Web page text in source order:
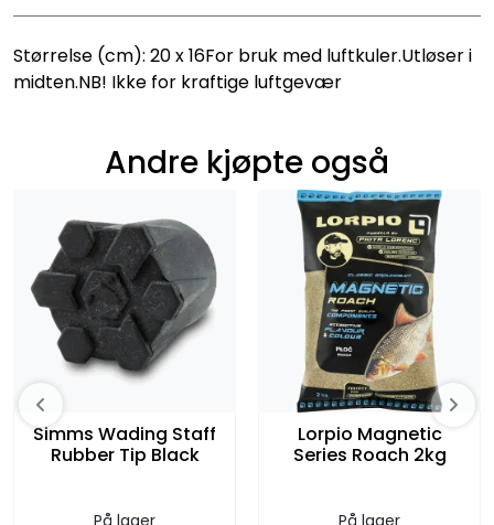
Størrelse (cm): 20 x 16For bruk med luftkuler.Utløser i
midten.NB! Ikke for kraftige luftgevær
Andre kjøpte også
Simms Wading Staff
Rubber Tip Black
På lager
Lorpio Magnetic
Series Roach 2kg
På lager